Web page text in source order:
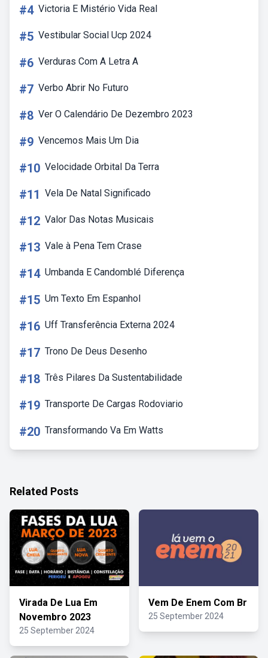
#4 Victoria E Mistério Vida Real
#5 Vestibular Social Ucp 2024
#6 Verduras Com A Letra A
#7 Verbo Abrir No Futuro
#8 Ver O Calendário De Dezembro 2023
#9 Vencemos Mais Um Dia
#10 Velocidade Orbital Da Terra
#11 Vela De Natal Significado
#12 Valor Das Notas Musicais
#13 Vale à Pena Tem Crase
#14 Umbanda E Candomblé Diferença
#15 Um Texto Em Espanhol
#16 Uff Transferência Externa 2024
#17 Trono De Deus Desenho
#18 Três Pilares Da Sustentabilidade
#19 Transporte De Cargas Rodoviario
#20 Transformando Va Em Watts
Related Posts
Virada De Lua Em
Novembro 2023
25 September 2024
Vem De Enem Com Br
25 September 2024